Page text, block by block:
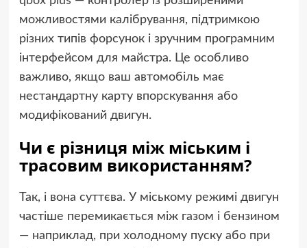
можливостями калібрування, підтримкою
різних типів форсунок і зручним програмним
інтерфейсом для майстра. Це особливо
важливо, якщо ваш автомобіль має
нестандартну карту впорскування або
модифікований двигун.
Чи є різниця між міським і
трасовим використанням?
Так, і вона суттєва. У міському режимі двигун
частіше перемикається між газом і бензином
— наприклад, при холодному пуску або при